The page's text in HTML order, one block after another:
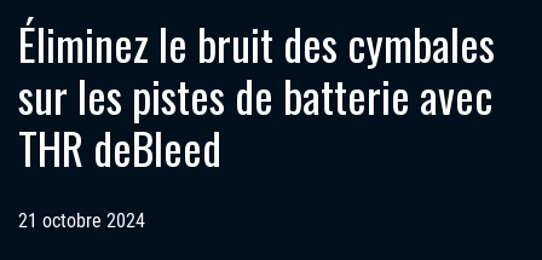
Éliminez le bruit des cymbales
sur les pistes de batterie avec
THR deBleed
21 octobre 2024